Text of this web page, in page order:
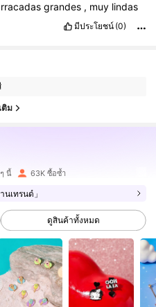
grandes , muy lindas
มีประโยชน์ (0)
ติม
นี้ 63K ซื้อซ้ำ
านเทรนด์」
ดูสินค้าทั้งหมด